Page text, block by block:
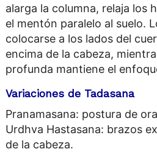
alarga la columna, relaja los
el mentón paralelo al suelo.
colocarse a los lados del
encima de la cabeza,
profunda mantiene el
Variaciones de Tadasana
Pranamasana: postura de
Urdhva Hastasana: brazos
de la cabeza.